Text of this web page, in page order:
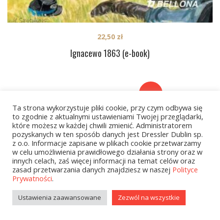
Ignacewo 1863 (e-book)
22,50 zł
41
NEXT
Kategorie
Ta strona wykorzystuje pliki cookie, przy czym odbywa się
to zgodnie z aktualnymi ustawieniami Twojej przeglądarki,
które możesz w każdej chwili zmienić. Administratorem
pozyskanych w ten sposób danych jest Dressler Dublin sp.
z o.o. Informacje zapisane w plikach cookie przetwarzamy
w celu umożliwienia prawidłowego działania strony oraz w
innych celach, zaś więcej informacji na temat celów oraz
zasad przetwarzania danych znajdziesz w naszej Polityce
Prywatności.
Ustawienia zaawansowane Zezwól na wszystkie